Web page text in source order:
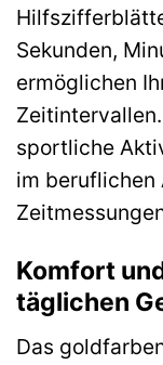
Sekunden,
ermöglichen
sportliche
im beruflichen
Komfort
täglichen
Das